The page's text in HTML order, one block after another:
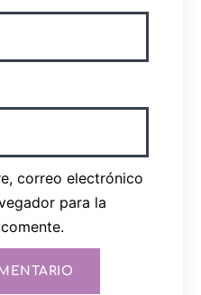
correo electrónico
para la